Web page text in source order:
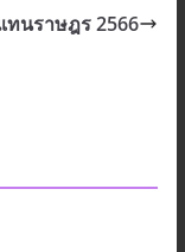
ทนราษฎร 2566